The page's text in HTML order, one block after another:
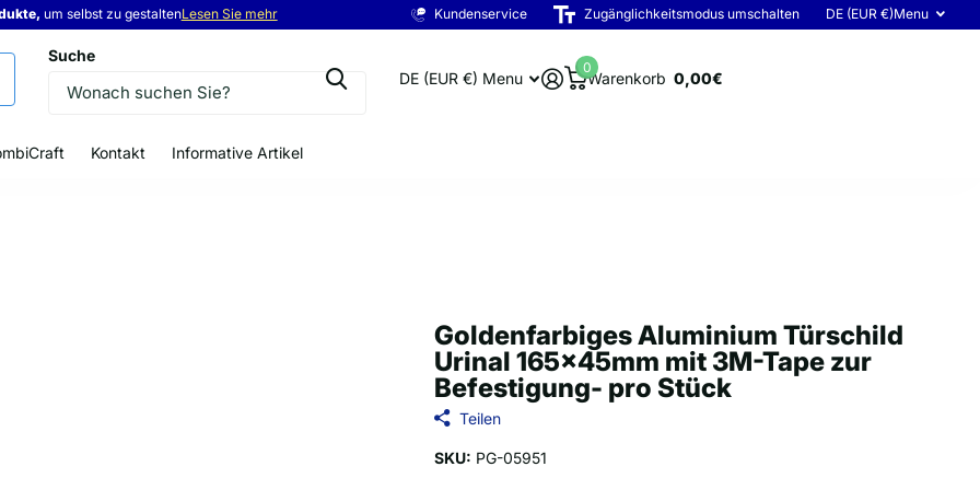
um selbst zu gestaltenLesen Sie mehr Kundenservice Zugänglichkeitsmodus umschalten DE (EUR €)Menu
Suche
DE (EUR €) Menu Warenkorb
0
0,00€
Kontakt Informative Artikel
Goldenfarbiges Aluminium Türschild
Urinal 165x45mm mit 3M-Tape zur
Befestigung- pro Stück
Teilen
SKU: PG-05951